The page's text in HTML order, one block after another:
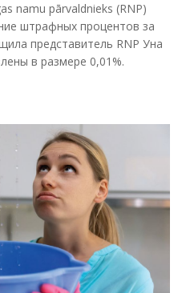
namu pārvaldnieks (RNP)
штрафных процентов за
представитель RNP Уна
в размере 0,01%.